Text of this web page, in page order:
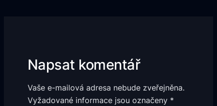
Napsat komentář
Vaše e-mailová adresa nebude zveřejněna.
Vyžadované informace jsou označeny *